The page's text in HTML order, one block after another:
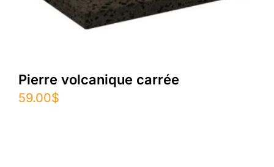
Pierre volcanique carrée
59.00$